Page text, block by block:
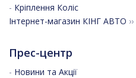
- Кріплення Коліс
Інтернет-магазин КІНГ АВТО ››
Прес-центр
- Новини та Акції